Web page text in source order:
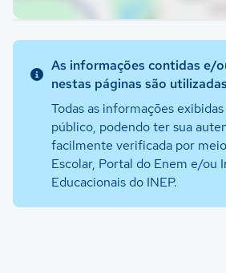
As informações contidas e/
nestas páginas são
Todas as informações
público, podendo ter sua
facilmente verificada por
Escolar, Portal do Enem e/ou
Educacionais do INEP.